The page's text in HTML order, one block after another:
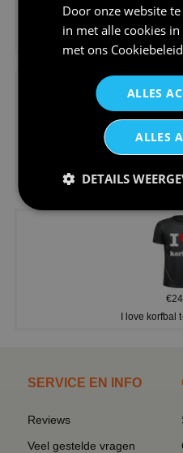
V-hals shirt
I love korfbal
SERVICE EN INFO
Reviews
Veel gestelde vragen
Door onze website
in met alle cookies
met ons Cookiebeleid
ALLES
ALLES
DETAILS